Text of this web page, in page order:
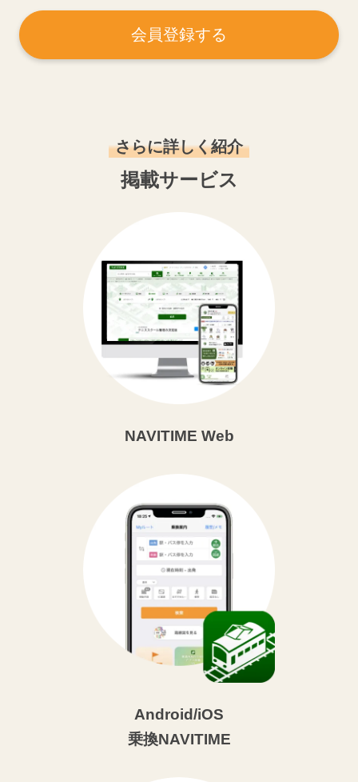
会員登録する
さらに詳しく紹介
掲載サービス
NAVITIME Web
Android/iOS
乗換NAVITIME